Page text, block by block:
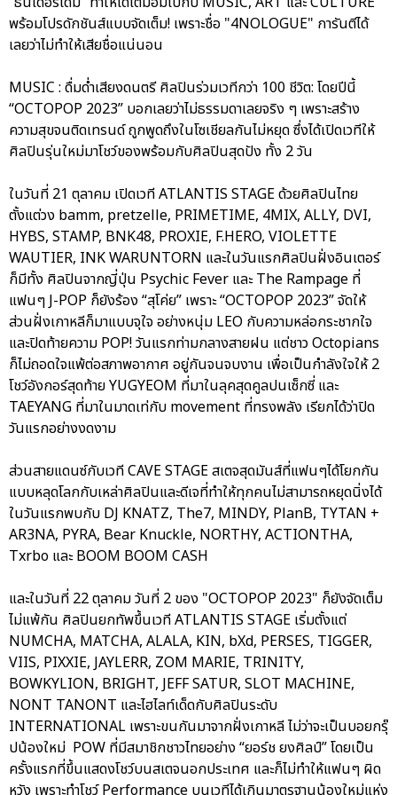
พร้อมโปรดักชันส์แบบจัดเต็ม! เพราะชื่อ "4NOLOGUE" การันตีได้
เลยว่าไม่ทำให้เสียชื่อแน่นอน
MUSIC : ดื่มด่ำเสียงดนตรี ศิลปินร่วมเวทีกว่า 100 ชีวิต: โดยปีนี้
“OCTOPOP 2023” บอกเลยว่าไม่ธรรมดาเลยจริง ๆ เพราะสร้าง
ความสุขจนติดเทรนด์ ถูกพูดถึงในโซเชียลกันไม่หยุด ซึ่งได้เปิดเวทีให้
ศิลปินรุ่นใหม่มาโชว์ของพร้อมกับศิลปินสุดปัง ทั้ง 2 วัน
ในวันที่ 21 ตุลาคม เปิดเวที ATLANTIS STAGE ด้วยศิลปินไทย
ตั้งแต่วง bamm, pretzelle, PRIMETIME, 4MIX, ALLY, DVI,
HYBS, STAMP, BNK48, PROXIE, F.HERO, VIOLETTE
WAUTIER, INK WARUNTORN และในวันแรกศิลปินฝั่งอินเตอร์
ก็มีทั้ง ศิลปินจากญี่ปุ่น Psychic Fever และ The Rampage ที่
แฟนๆ J-POP ก็ยังร้อง “สุโค่ย” เพราะ “OCTOPOP 2023” จัดให้
ส่วนฝั่งเกาหลีก็มาแบบจุใจ อย่างหนุ่ม LEO กับความหล่อกระชากใจ
และปิดท้ายความ POP! วันแรกท่ามกลางสายฝน แต่ชาว Octopians
ก็ไม่ถอดใจแพ้ต่อสภาพอากาศ อยู่กันจนจบงาน เพื่อเป็นกำลังใจให้ 2
โชว์อังกอร์สุดท้าย YUGYEOM ที่มาในลุคสุดคูลปนเซ็กซี่ และ
TAEYANG ที่มาในมาดเท่กับ movement ที่ทรงพลัง เรียกได้ว่าปิด
วันแรกอย่างงดงาม
ส่วนสายแดนซ์กับเวที CAVE STAGE สเตจสุดมันส์ที่แฟนๆได้โยกกัน
แบบหลุดโลกกับเหล่าศิลปินและดีเจที่ทำให้ทุกคนไม่สามารถหยุดนิ่งได้
ในวันแรกพบกับ DJ KNATZ, The7, MINDY, PlanB, TYTAN +
AR3NA, PYRA, Bear Knuckle, NORTHY, ACTIONTHA,
Txrbo และ BOOM BOOM CASH
และในวันที่ 22 ตุลาคม วันที่ 2 ของ "OCTOPOP 2023" ก็ยังจัดเต็ม
ไม่แพ้กัน ศิลปินยกทัพขึ้นเวที ATLANTIS STAGE เริ่มตั้งแต่
NUMCHA, MATCHA, ALALA, KIN, bXd, PERSES, TIGGER,
VIIS, PIXXIE, JAYLERR, ZOM MARIE, TRINITY,
BOWKYLION, BRIGHT, JEFF SATUR, SLOT MACHINE,
NONT TANONT และไฮไลท์เด็ดกับศิลปินระดับ
INTERNATIONAL เพราะขนกันมาจากฝั่งเกาหลี ไม่ว่าจะเป็นบอยกรุ๊
ปน้องใหม่ POW ที่มีสมาชิกชาวไทยอย่าง “ยอร์ช ยงศิลป์” โดยเป็น
ครั้งแรกที่ขึ้นแสดงโชว์บนสเตจนอกประเทศ และก็ไม่ทำให้แฟนๆ ผิด
หวัง เพราะทำโชว์ Performance บนเวทีได้เกินมาตรฐานน้องใหม่แห่ง